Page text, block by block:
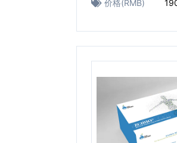
价格(RMB)